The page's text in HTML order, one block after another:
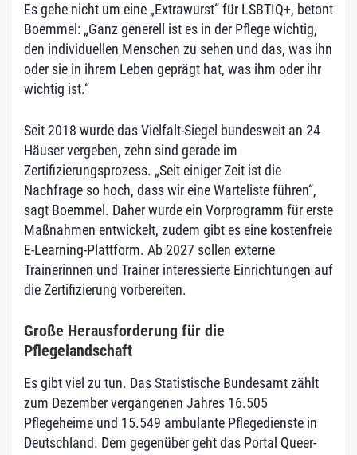
Es gehe nicht um eine „Extrawurst“ für LSBTIQ+, betont
Boemmel: „Ganz generell ist es in der Pflege wichtig,
den individuellen Menschen zu sehen und das, was ihn
oder sie in ihrem Leben geprägt hat, was ihm oder ihr
wichtig ist.“
Seit 2018 wurde das Vielfalt-Siegel bundesweit an 24
Häuser vergeben, zehn sind gerade im
Zertifizierungsprozess. „Seit einiger Zeit ist die
Nachfrage so hoch, dass wir eine Warteliste führen“,
sagt Boemmel. Daher wurde ein Vorprogramm für erste
Maßnahmen entwickelt, zudem gibt es eine kostenfreie
E-Learning-Plattform. Ab 2027 sollen externe
Trainerinnen und Trainer interessierte Einrichtungen auf
die Zertifizierung vorbereiten.
Große Herausforderung für die
Pflegelandschaft
Es gibt viel zu tun. Das Statistische Bundesamt zählt
zum Dezember vergangenen Jahres 16.505
Pflegeheime und 15.549 ambulante Pflegedienste in
Deutschland. Dem gegenüber geht das Portal Queer-